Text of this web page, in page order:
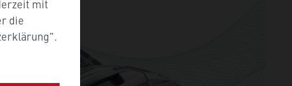
mit
die
".